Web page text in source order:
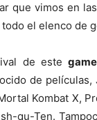
que vimos en
el elenco de
de este
de
Kombat X,
qu-Ten.